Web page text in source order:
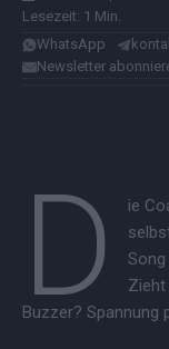
Lesezeit: 1 Min.
WhatsApp
Newsletter
D
ie
Song
Zieht
Buzzer? Spannung